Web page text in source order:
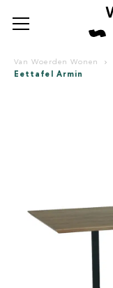
Van Woerden Wonen
Eettafel Armin